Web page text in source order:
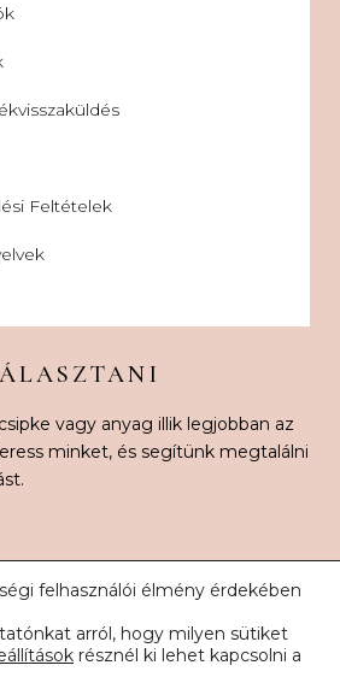
Feltételek
vagy anyag illik legjobban az
minket, és segítünk megtalálni
Csipke. Minden jog fenntartva.
felhasználói élmény érdekében
arról, hogy milyen sütiket
résznél ki lehet kapcsolni a